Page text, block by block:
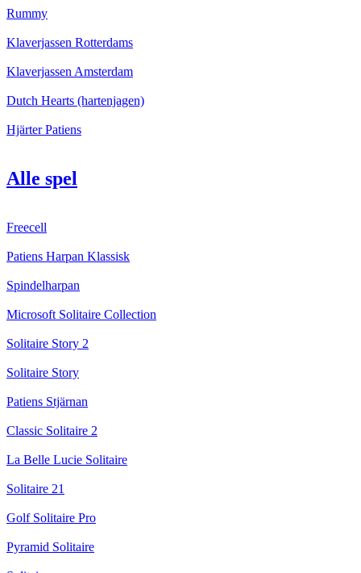
Rummy
Klaverjassen Rotterdams
Klaverjassen Amsterdam
Dutch Hearts (hartenjagen)
Hjärter Patiens
Alle spel
Freecell
Patiens Harpan Klassisk
Spindelharpan
Microsoft Solitaire Collection
Solitaire Story 2
Solitaire Story
Patiens Stjärnan
Classic Solitaire 2
La Belle Lucie Solitaire
Solitaire 21
Golf Solitaire Pro
Pyramid Solitaire